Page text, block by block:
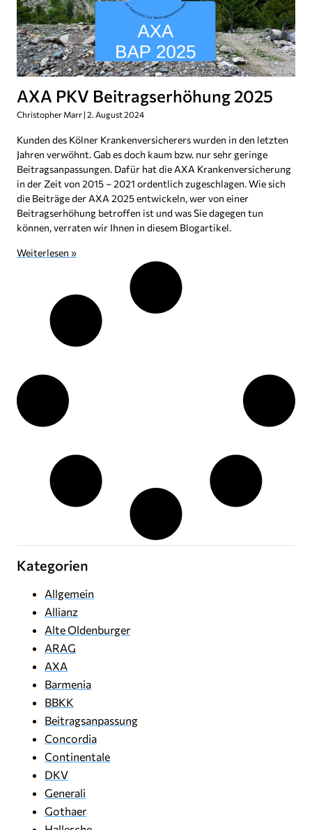
AXA PKV Beitragserhöhung 2025
Christopher Marr 2. August 2024
Kunden des Kölner Krankenversicherers wurden in den letzten
Jahren verwöhnt. Gab es doch kaum bzw. nur sehr geringe
Beitragsanpassungen. Dafür hat die AXA Krankenversicherung
in der Zeit von 2015 – 2021 ordentlich zugeschlagen. Wie sich
die Beiträge der AXA 2025 entwickeln, wer von einer
Beitragserhöhung betroffen ist und was Sie dagegen tun
können, verraten wir Ihnen in diesem Blogartikel.
Weiterlesen »
Kategorien
Allgemein
Allianz
Alte Oldenburger
ARAG
AXA
Barmenia
BBKK
Beitragsanpassung
Concordia
Continentale
DKV
Generali
Gothaer